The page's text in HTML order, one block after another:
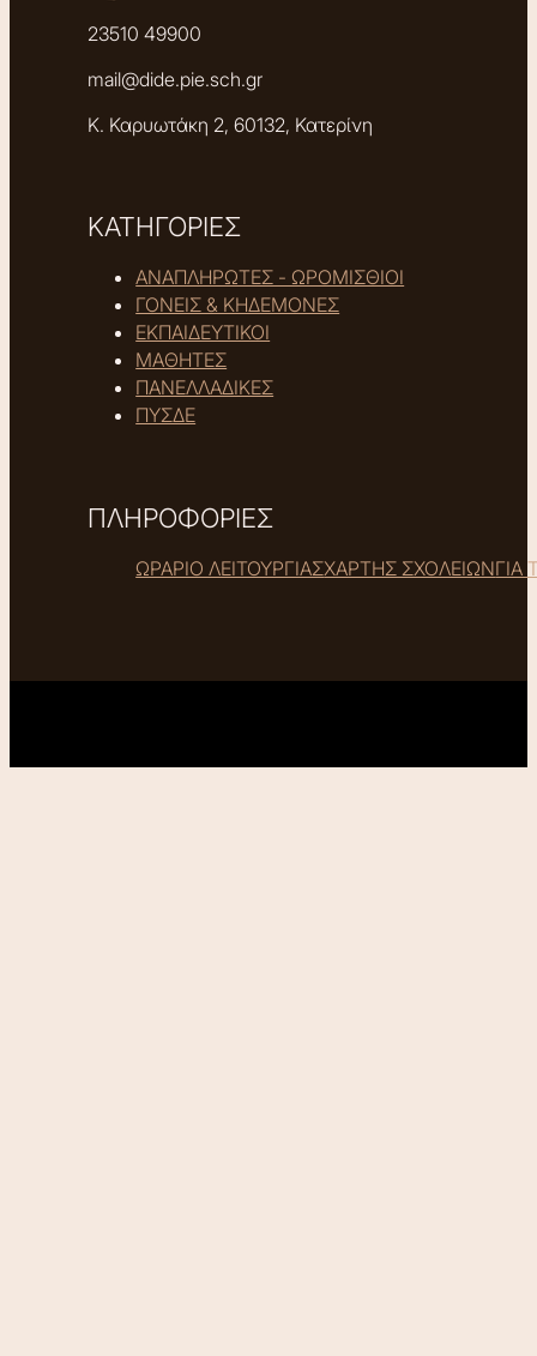
23510 49900
mail@dide.pie.sch.gr
Κ. Καρυωτάκη 2, 60132, Κατερίνη
ΚΑΤΗΓΟΡΙΕΣ
ΑΝΑΠΛΗΡΩΤΕΣ - ΩΡΟΜΙΣΘΙΟΙ
ΓΟΝΕΙΣ & ΚΗΔΕΜΟΝΕΣ
ΕΚΠΑΙΔΕΥΤΙΚΟΙ
ΜΑΘΗΤΕΣ
ΠΑΝΕΛΛΑΔΙΚΕΣ
ΠΥΣΔΕ
ΠΛΗΡΟΦΟΡΙΕΣ
ΩΡΑΡΙΟ ΛΕΙΤΟΥΡΓΙΑΣΧΑΡΤΗΣ ΣΧΟΛΕΙΩΝΓΙΑ